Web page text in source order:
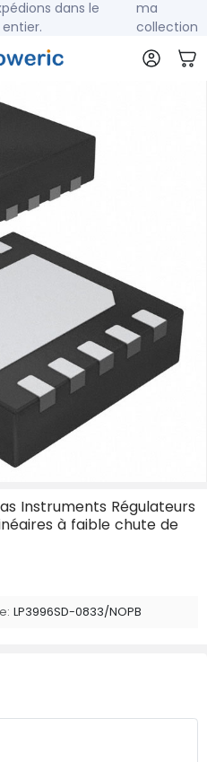
dans le
ma
collection
Instruments Régulateurs
à faible chute de
LP3996SD-0833/NOPB